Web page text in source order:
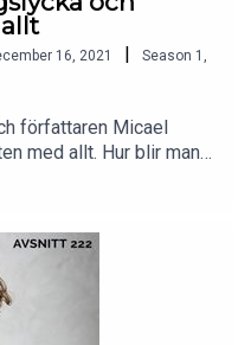
16, 2021 Season 1 ,
författaren Micael
med allt. Hur blir man
alla måsten och praktisk
roll spelar familjen när
Svar på detta och
podd!